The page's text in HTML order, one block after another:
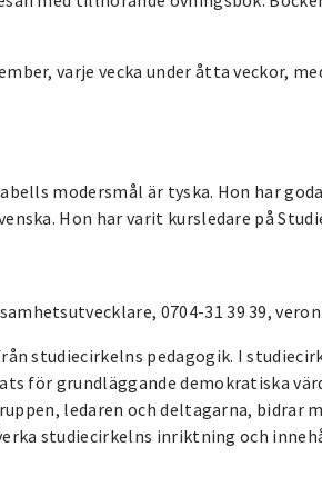
varje vecka under åtta veckor,
modersmål är tyska. Hon har
Hon har varit kursledare på
0704-31 39 39,
studiecirkelns pedagogik. I
för grundläggande demokratiska
ledaren och deltagarna, bidrar
studiecirkelns inriktning och